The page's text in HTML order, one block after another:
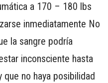
a 170 – 180 lbs
inmediatamente No
la sangre podría
inconsciente hasta
no haya posibilidad